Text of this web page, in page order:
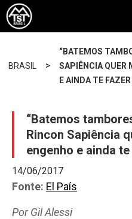
BRASIL >
“BATEMOS
SAPIÊNCIA QUER
E AINDA TE
“Batemos
Rincon Sapiência
engenho e ainda
14/06/2017
Fonte: El País
Por Gil Alessi